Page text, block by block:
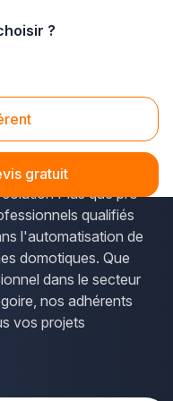
?
gratuit
d'automatisme à
ou
Plus que pro
qualifiés
l'automatisation de
domotiques. Que
dans le secteur
nos adhérents
vos projets